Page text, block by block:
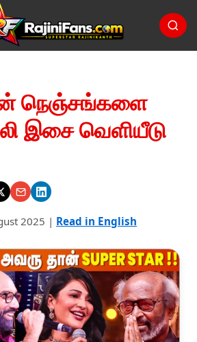
நெஞ்சங்களை
இசை வெளியீடு
2025 | Read in English